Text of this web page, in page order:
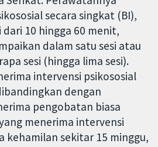
secara singkat (BI),
10 hingga 60 menit,
dalam satu sesi atau
sesi (hingga lima sesi).
intervensi psikososial
dengan
pengobatan biasa
menerima intervensi
kehamilan sekitar 15 minggu,